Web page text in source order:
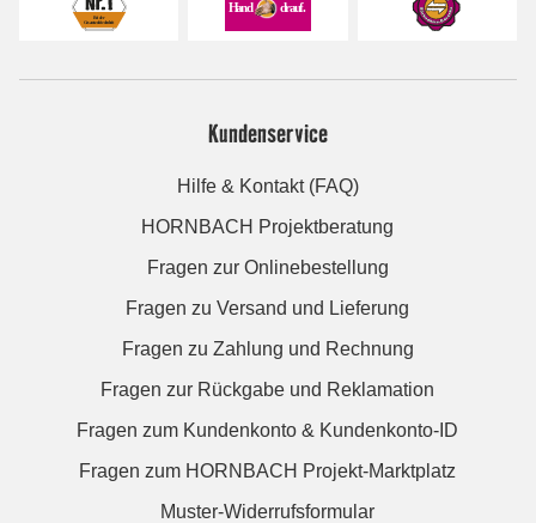
Kundenservice
Hilfe & Kontakt (FAQ)
HORNBACH Projektberatung
Fragen zur Onlinebestellung
Fragen zu Versand und Lieferung
Fragen zu Zahlung und Rechnung
Fragen zur Rückgabe und Reklamation
Fragen zum Kundenkonto & Kundenkonto-ID
Fragen zum HORNBACH Projekt-Marktplatz
Muster-Widerrufsformular